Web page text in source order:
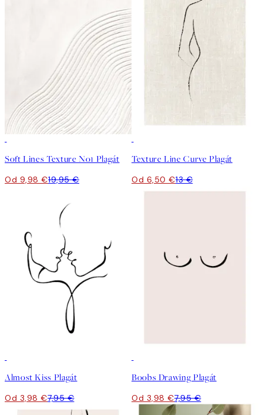
Soft Lines Texture No1 Plagát
Od 9,98 €19,95 €
Texture Line Curve Plagát
Od 6,50 €13 €
Almost Kiss Plagát
Od 3,98 €7,95 €
Boobs Drawing Plagát
Od 3,98 €7,95 €